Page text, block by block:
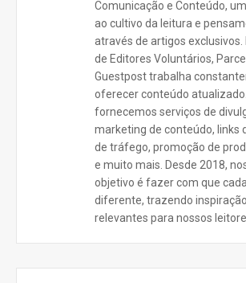
Comunicação e Conteúdo,
ao cultivo da leitura e
através de artigos exclusivos.
de Editores Voluntários,
Guestpost trabalha
oferecer conteúdo
fornecemos serviços de
marketing de conteúdo, links
de tráfego, promoção de
e muito mais. Desde 2018,
objetivo é fazer com que
diferente, trazendo
relevantes para nossos